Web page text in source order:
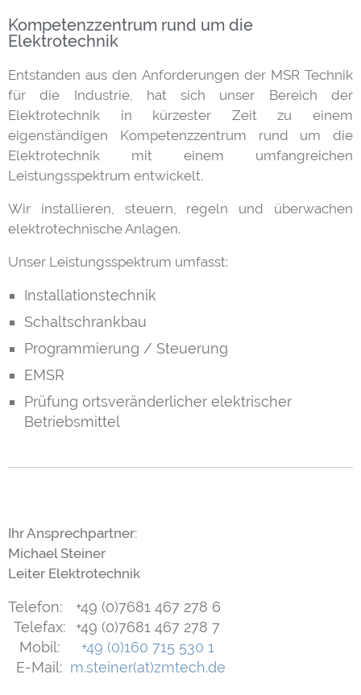
Kompetenzzentrum rund um die
Elektrotechnik
Entstanden aus den Anforderungen der MSR Technik
für die Industrie, hat sich unser Bereich der
Elektrotechnik in kürzester Zeit zu einem
eigenständigen Kompetenzzentrum rund um die
Elektrotechnik mit einem umfangreichen
Leistungsspektrum entwickelt.
Wir installieren, steuern, regeln und überwachen
elektrotechnische Anlagen.
Unser Leistungsspektrum umfasst:
Installationstechnik
Schaltschrankbau
Programmierung / Steuerung
EMSR
Prüfung ortsveränderlicher elektrischer
Betriebsmittel
Ihr Ansprechpartner:
Michael Steiner
Leiter Elektrotechnik
Telefon:
+49 (0)7681 467 278 6
Telefax:
+49 (0)7681 467 278 7
Mobil:
+49 (0)160 715 530 1
E-Mail: m.steiner(at)zmtech.de